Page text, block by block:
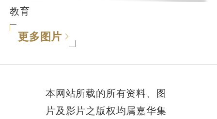
教育
更多图片
本网站所载的所有资料、图
片及影片之版权均属嘉华集